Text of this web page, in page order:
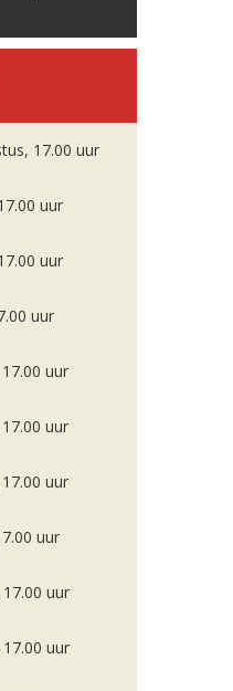
17.00 uur
uur
uur
uur
uur
uur
uur
uur
uur
uur